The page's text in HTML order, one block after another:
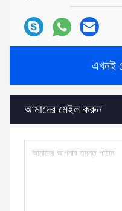
এখনই
আমাদের মেইল ​​করুন